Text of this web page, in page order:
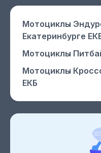
Мотоциклы
Екатеринбурге
Мотоциклы
Мотоциклы
ЕКБ